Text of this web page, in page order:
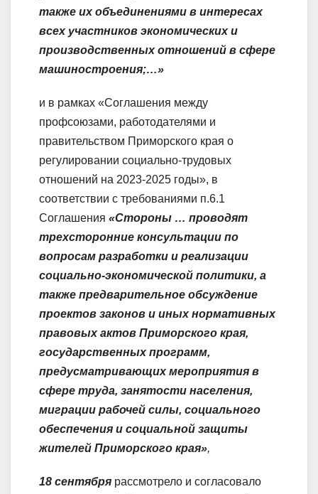
также их объединениями в интересах
всех участников экономических и
производственных отношений в сфере
машиностроения;…»
и в рамках «Соглашения между
профсоюзами, работодателями и
правительством Приморского края о
регулировании социально-трудовых
отношений на 2023-2025 годы», в
соответствии с требованиями п.6.1
Соглашения «Стороны … проводят
трехсторонние консультации по
вопросам разработки и реализации
социально-экономической политики, а
также предварительное обсуждение
проектов законов и иных нормативных
правовых актов Приморского края,
государственных программ,
предусматривающих мероприятия в
сфере труда, занятости населения,
миграции рабочей силы, социального
обеспечения и социальной защиты
жителей Приморского края»,
18 сентября рассмотрело и согласовало